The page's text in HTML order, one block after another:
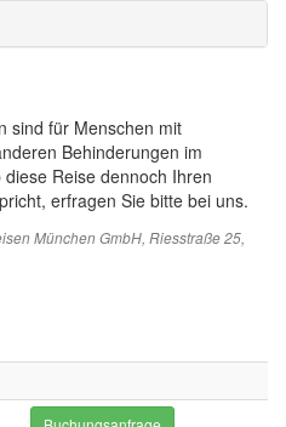
sind für Menschen mit
Behinderungen im
Reise dennoch Ihren
erfragen Sie bitte bei uns.
München GmbH, Riesstraße 25,